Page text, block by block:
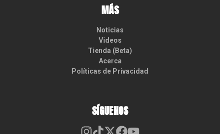
MÁS
Noticias
Videos
Tienda (Beta)
Acerca
Políticas de Privacidad
SÍGUENOS